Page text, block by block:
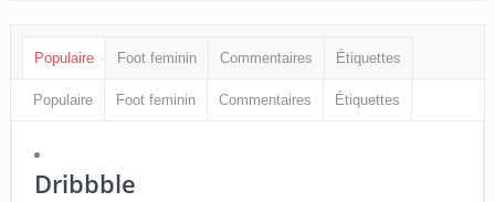
Populaire Foot feminin Commentaires Étiquettes
Populaire Foot feminin Commentaires Étiquettes
Dribbble